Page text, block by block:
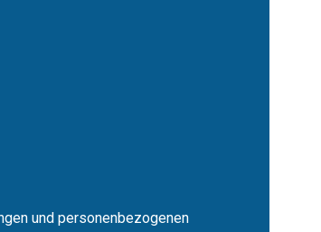
und personenbezogenen